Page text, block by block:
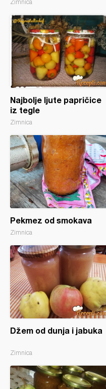
Zimnica
Najbolje ljute papričice
iz tegle
Zimnica
Pekmez od smokava
Zimnica
Džem od dunja i jabuka
Zimnica